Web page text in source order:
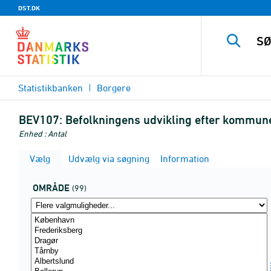
DST.DK
Statistikbanken Borgere
BEV107: Befolkningens udvikling efter
Enhed : Antal
Vælg Udvælg via søgning Information
OMRÅDE (99)